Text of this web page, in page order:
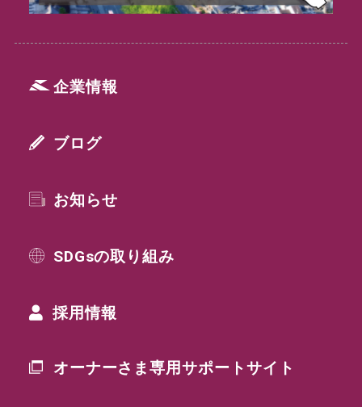
企業情報
ブログ
お知らせ
SDGsの取り組み
採用情報
オーナーさま専用サポートサイト